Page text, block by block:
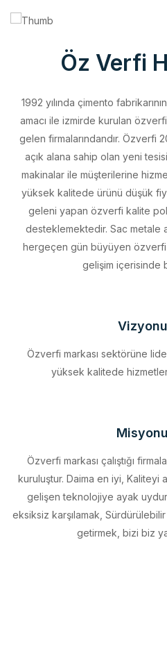
1992 yılında çimento
gelen firmalarındandır. Özverfi
açık alana sahip olan yeni
makinalar ile müşterilerine
yüksek kalitede ürünü düşük
geleni yapan özverfi kalite
desteklemektedir. Sac metale
hergeçen gün büyüyen
gelişim içerisinde
Özverfi markası sektörüne
Özverfi markası çalıştığı
gelişen teknolojiye ayak
eksiksiz karşılamak,
getirmek, bizi biz